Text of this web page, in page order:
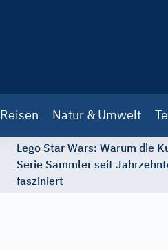
Reisen Natur & Umwelt
Lego Star Wars: Warum die
Serie Sammler seit
fasziniert